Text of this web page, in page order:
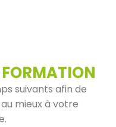
FORMATION
suivants afin de
mieux à votre